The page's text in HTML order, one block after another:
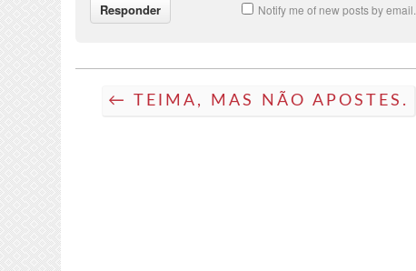
Notify me of new posts by email.
← TEIMA, MAS NÃO APOSTES.